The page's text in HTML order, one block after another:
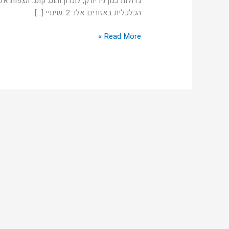
הכלכלית באזורים אלו. 2. שינויי […]
Read More »